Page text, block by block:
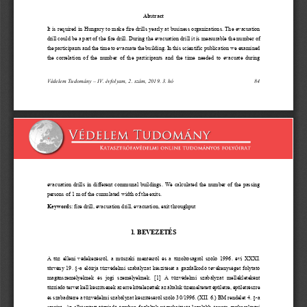
Védelem Tudomány IV. évfolyam, 2. szám , 2019. 3 . hó 84
Abstract
It is required in Hungary to make fire drills yearly at business organizations. The evacuation
drill could be a part of the fire drill. During the evacuation drill it is measurable the number of
the participants and the time to evacuate the building. In this scientific publication we examined
the correlation of the number of the participants and the time needed to evacuate during
evacuation drills in different communal buildings We calculated the number of the passing
persons of 1 m of the cumulated width of the exits.
Keywords: fire drill, evacuation drill, evacuation, exit throughput
1. BEVEZETÉS
A tűz elleni védekezésről, a műszaki mentésről és a tűzoltóságról szóló 1996. évi XXXI.
törvény 19. § -a előírja tűzvédelmi szabályzat készítését a gazdálkodó tevékenységet folytató
magánszemélyeknek  és  jogi  személyeknek.  [1]  A  tűzvédelmi  szabályzat  mellékleteként
tűzriadó tervet kell készítsenek az erre kötelezettek az általuk üzemeltetett épületre, épületrészre
és szabadtérre a tűzvédelmi szabályzat készítéséről szóló 30/1996. (XII. 6.) BM rendelet 4. §-a